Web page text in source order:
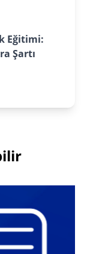
Eğitimi:
Şartı